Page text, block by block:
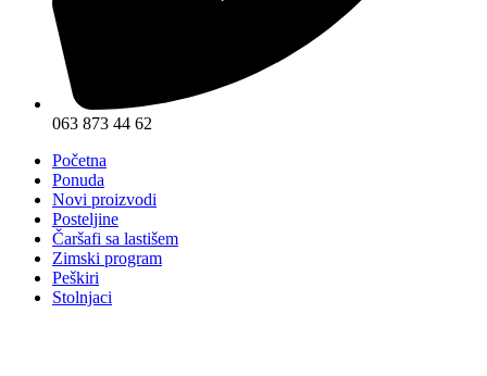
063 873 44 62
Početna
Ponuda
Novi proizvodi
Posteljine
Čaršafi sa lastišem
Zimski program
Peškiri
Stolnjaci